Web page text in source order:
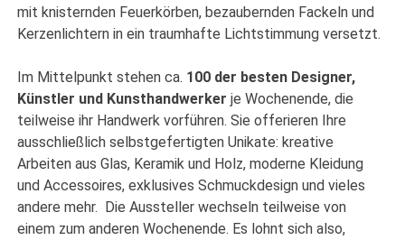
mit knisternden Feuerkörben, bezaubernden Fackeln und
Kerzenlichtern in ein traumhafte Lichtstimmung versetzt.
Im Mittelpunkt stehen ca. 100 der besten Designer,
Künstler und Kunsthandwerker je Wochenende, die
teilweise ihr Handwerk vorführen. Sie offerieren Ihre
ausschließlich selbstgefertigten Unikate: kreative
Arbeiten aus Glas, Keramik und Holz, moderne Kleidung
und Accessoires, exklusives Schmuckdesign und vieles
andere mehr. Die Aussteller wechseln teilweise von
einem zum anderen Wochenende. Es lohnt sich also,